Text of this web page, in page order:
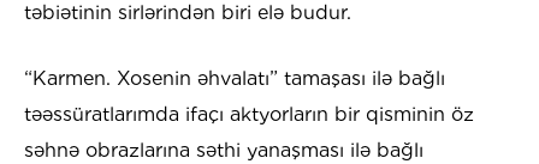
təbiətinin sirlərindən biri elə budur.
“Karmen. Xosenin əhvalatı” tamaşası ilə bağlı
təəssüratlarımda ifaçı aktyorların bir qisminin öz
səhnə obrazlarına səthi yanaşması ilə bağlı